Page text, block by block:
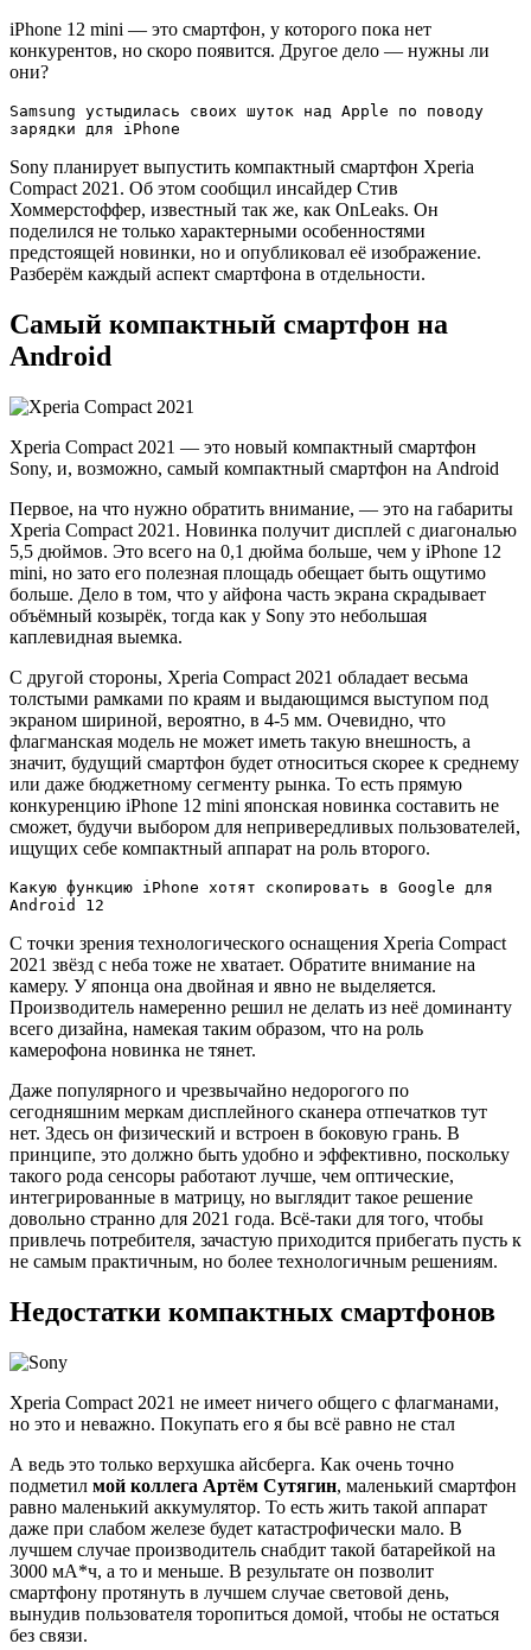
iPhone 12 mini — это смартфон, у которого пока нет
конкурентов, но скоро появится. Другое дело — нужны ли
они?
Samsung устыдилась своих шуток над Apple по поводу
зарядки для iPhone
Sony планирует выпустить компактный смартфон Xperia
Compact 2021. Об этом сообщил инсайдер Стив
Хоммерстоффер, известный так же, как OnLeaks. Он
поделился не только характерными особенностями
предстоящей новинки, но и опубликовал её изображение.
Разберём каждый аспект смартфона в отдельности.
Самый компактный смартфон на
Android
Xperia Compact 2021 — это новый компактный смартфон
Sony, и, возможно, самый компактный смартфон на Android
Первое, на что нужно обратить внимание, — это на габариты
Xperia Compact 2021. Новинка получит дисплей с диагональю
5,5 дюймов. Это всего на 0,1 дюйма больше, чем у iPhone 12
mini, но зато его полезная площадь обещает быть ощутимо
больше. Дело в том, что у айфона часть экрана скрадывает
объёмный козырёк, тогда как у Sony это небольшая
каплевидная выемка.
С другой стороны, Xperia Compact 2021 обладает весьма
толстыми рамками по краям и выдающимся выступом под
экраном шириной, вероятно, в 4-5 мм. Очевидно, что
флагманская модель не может иметь такую внешность, а
значит, будущий смартфон будет относиться скорее к среднему
или даже бюджетному сегменту рынка. То есть прямую
конкуренцию iPhone 12 mini японская новинка составить не
сможет, будучи выбором для непривередливых пользователей,
ищущих себе компактный аппарат на роль второго.
Какую функцию iPhone хотят скопировать в Google для
Android 12
С точки зрения технологического оснащения Xperia Compact
2021 звёзд с неба тоже не хватает. Обратите внимание на
камеру. У японца она двойная и явно не выделяется.
Производитель намеренно решил не делать из неё доминанту
всего дизайна, намекая таким образом, что на роль
камерофона новинка не тянет.
Даже популярного и чрезвычайно недорогого по
сегодняшним меркам дисплейного сканера отпечатков тут
нет. Здесь он физический и встроен в боковую грань. В
принципе, это должно быть удобно и эффективно, поскольку
такого рода сенсоры работают лучше, чем оптические,
интегрированные в матрицу, но выглядит такое решение
довольно странно для 2021 года. Всё-таки для того, чтобы
привлечь потребителя, зачастую приходится прибегать пусть к
не самым практичным, но более технологичным решениям.
Недостатки компактных смартфонов
Xperia Compact 2021 не имеет ничего общего с флагманами,
но это и неважно. Покупать его я бы всё равно не стал
А ведь это только верхушка айсберга. Как очень точно
подметил мой коллега Артём Сутягин, маленький смартфон
равно маленький аккумулятор. То есть жить такой аппарат
даже при слабом железе будет катастрофически мало. В
лучшем случае производитель снабдит такой батарейкой на
3000 мА*ч, а то и меньше. В результате он позволит
смартфону протянуть в лучшем случае световой день,
вынудив пользователя торопиться домой, чтобы не остаться
без связи.